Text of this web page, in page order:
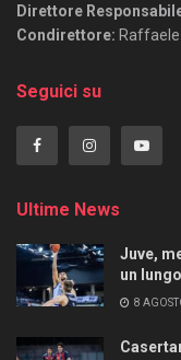
Direttore
Condirettore:
Seguici su
Ultime News
Juve,
un
8